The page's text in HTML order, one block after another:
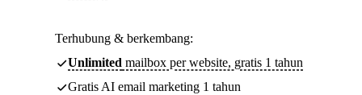
Terhubung & berkembang:
Unlimited mailbox per website, gratis 1 tahun
Gratis AI email marketing 1 tahun